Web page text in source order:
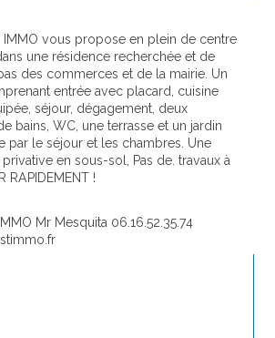
IMMO vous propose en plein de centre
une résidence recherchée et de
des commerces et de la mairie. Un
entrée avec placard, cuisine
séjour, dégagement, deux
bains, WC, une terrasse et un jardin
par le séjour et les chambres. Une
en sous-sol, Pas de. travaux à
RAPIDEMENT !
Mr Mesquita 06.16.52.35.74